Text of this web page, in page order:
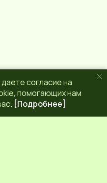
согласие на
помогающих нам
[Подробнее]